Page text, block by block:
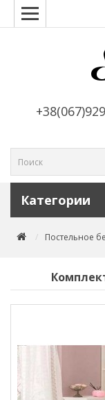
Категории
Постельное